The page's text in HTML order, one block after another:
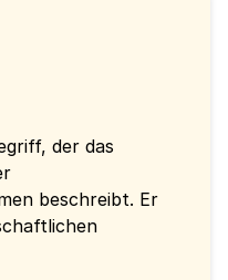
der das
beschreibt. Er